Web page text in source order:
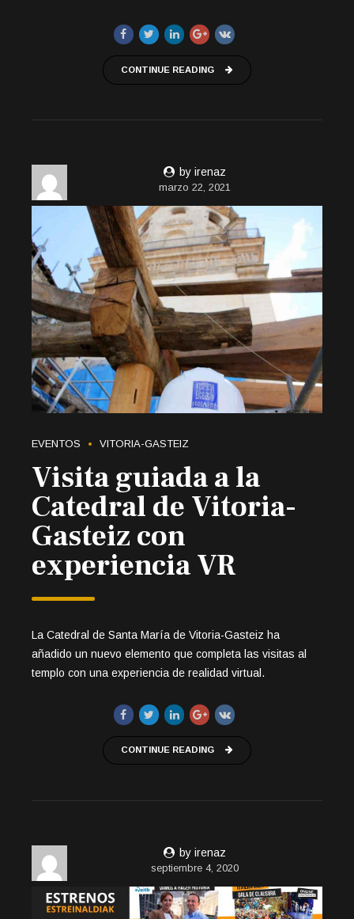
CONTINUE READING
by irenaz
marzo 22, 2021
EVENTOS VITORIA-GASTEIZ
Visita guiada a la
Catedral de Vitoria-
Gasteiz con
experiencia VR
La Catedral de Santa María de Vitoria-Gasteiz ha
añadido un nuevo elemento que completa las visitas al
templo con una experiencia de realidad virtual.
CONTINUE READING
by irenaz
septiembre 4, 2020